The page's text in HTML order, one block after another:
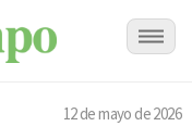
12 de mayo de 2026